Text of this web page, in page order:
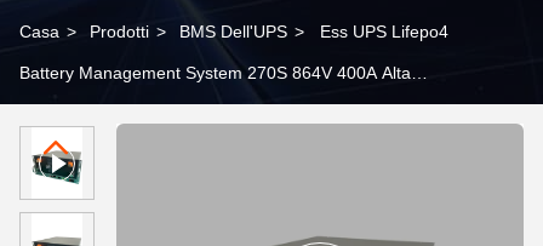
Casa > Prodotti > BMS Dell'UPS > Ess UPS Lifepo4
Battery Management System 270S 864V 400A Alta